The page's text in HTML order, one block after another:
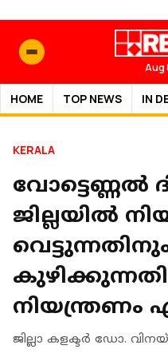
Aug
HOME TOP NEWS IN
KERALA
വോട്ടെണ്ണൽ
ജില്ലയിൽ
നിയന്ത്രണം
ജില്ലാ കളക്ടർ ഡോ.